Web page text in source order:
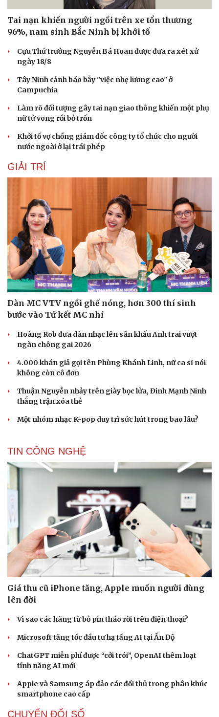
Cải chính
Tai nạn khiến người ngồi trên xe tổn thương
96%, nam sinh Bắc Ninh bị khởi tố
Cựu Thứ trưởng Nguyễn Bá Hoan được đưa ra xét xử
ngày 18/8
Tây Ninh cảnh báo bẫy "việc nhẹ lương cao" ở
Campuchia
Làm rõ đối tượng gây tai nạn giao thông khiến một phụ
nữ tử vong rồi bỏ trốn
Khởi tố vợ chồng giám đốc công ty tổ chức cho người
nước ngoài ở lại trái phép
GIẢI TRÍ
Dàn MC VTV ngồi ghế nóng, hơn 300 thí sinh
bước vào Tứ kết MC nhí
Hoàng Rob đưa dàn nhạc lên sân khấu Anh trai vượt
ngàn chông gai 2026
4.000 khán giả gọi tên Phùng Khánh Linh, nữ ca sĩ nói
không còn cô đơn
Thuận Nguyễn nhảy trên giày bọc lửa, Đinh Mạnh Ninh
thắng trận xóa thẻ
Một nhóm nhạc K-pop duy trì sức hút trong bao lâu?
TIN CÔNG NGHỆ
Giá thu cũ iPhone tăng, Apple muốn người dùng
lên đời
Vì sao các hãng từ bỏ pin tháo rời trên điện thoại?
Microsoft tăng tốc đầu tư hạ tầng AI tại Ấn Độ
ChatGPT miễn phí được “cởi trói”, OpenAI thêm loạt
tính năng AI mới
Apple và Samsung áp đảo các đối thủ trong phân khúc
smartphone cao cấp
CHUYỂN ĐỔI SỐ